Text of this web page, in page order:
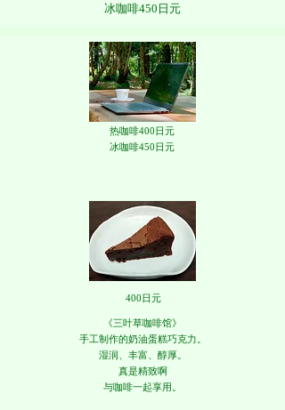
​冰咖啡450日元
热咖啡400日元
​冰咖啡450日元
400日元
《三叶草咖啡馆》
手工制作的奶油蛋糕巧克力。
湿润、丰富、醇厚。
真是精致啊
与咖啡一起享用。